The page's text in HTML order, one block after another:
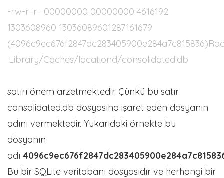
-rw-r–r– 00000000 00000000 4616192
1303608960 13036089601287161679
:Library/Caches/locationd/consolidated.db
satırı önem arzetmektedir. Çünkü bu satır
consolidated.db dosyasına işaret eden dosyanın
adını vermektedir. Yukarıdaki örnekte bu
dosyanın
adı
Bu bir SQLite veritabanı dosyasıdır ve herhangi bir